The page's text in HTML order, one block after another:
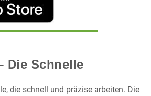
Die Schnelle
die schnell und präzise arbeiten. Die